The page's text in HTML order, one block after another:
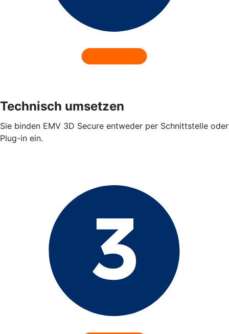
Technisch umsetzen
Sie binden EMV 3D Secure entweder per Schnittstelle oder
Plug-in ein.